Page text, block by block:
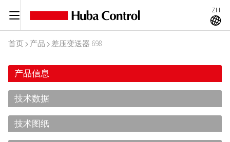
C ZH
A
首页 I 产品 I 差压变送器 698
产品信息
技术数据
技术图纸